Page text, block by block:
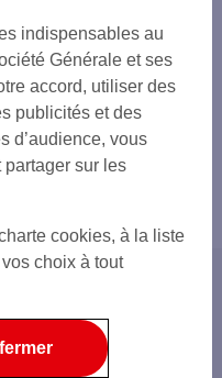
indispensables au
Générale et ses
accord, utiliser des
publicités et des
d’audience, vous
partager sur les
cookies, à la liste
choix à tout